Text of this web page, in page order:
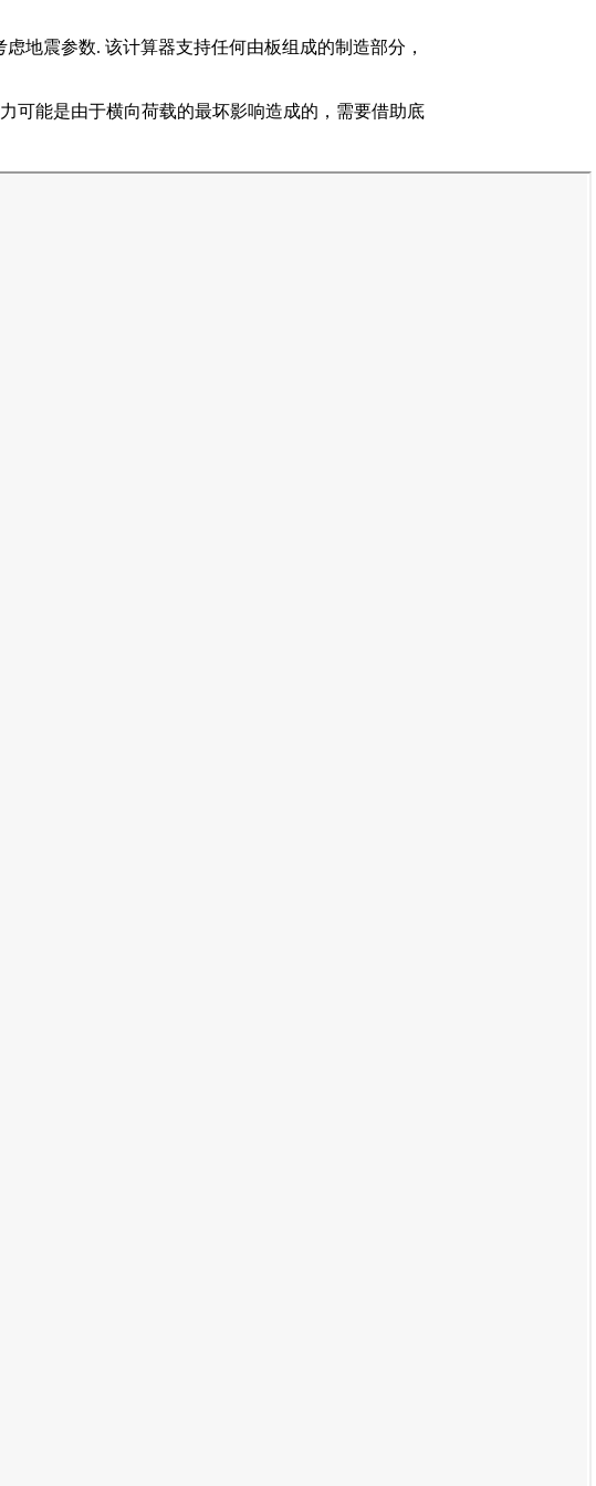
地震参数. 该计算器支持任何由板组成的制造部分，
可能是由于横向荷载的最坏影响造成的，需要借助底